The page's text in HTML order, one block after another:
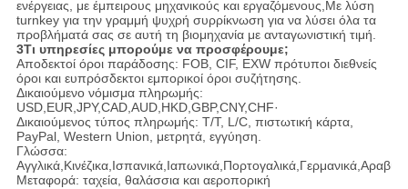
ενέργειας, με έμπειρους μηχανικούς και εργαζόμενους,Με λύση
turnkey για την γραμμή ψυχρή συρρίκνωση για να λύσει όλα τα
προβλήματά σας σε αυτή τη βιομηχανία με ανταγωνιστική τιμή.
3Τι υπηρεσίες μπορούμε να προσφέρουμε;
Αποδεκτοί όροι παράδοσης: FOB, CIF, EXW πρότυποι διεθνείς
όροι και ευπρόσδεκτοι εμπορικοί όροι συζήτησης.
Δικαιούμενο νόμισμα πληρωμής:
USD,EUR,JPY,CAD,AUD,HKD,GBP,CNY,CHF·
Δικαιούμενος τύπος πληρωμής: T/T, L/C, πιστωτική κάρτα,
PayPal, Western Union, μετρητά, εγγύηση.
Γλώσσα:
Μεταφορά: ταχεία, θαλάσσια και αεροπορική